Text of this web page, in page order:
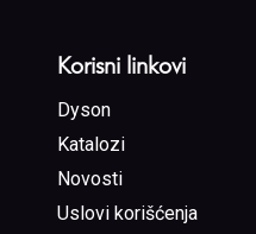
Korisni linkovi
Dyson
Katalozi
Novosti
Uslovi korišćenja